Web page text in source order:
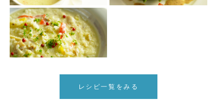
レシピ一覧をみる